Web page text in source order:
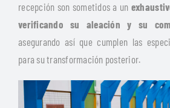
recepción son sometidos a un
verificando su aleación y su
asegurando así que cumplen las
para su transformación posterior.